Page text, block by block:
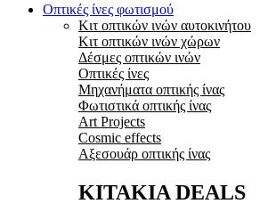
Οπτικές ίνες φωτισμού
Κιτ οπτικών ινών αυτοκινήτου
Κιτ οπτικών ινών χώρων
Δέσμες οπτικών ινών
Οπτικές ίνες
Μηχανήματα οπτικής ίνας
Φωτιστικά οπτικής ίνας
Art Projects
Cosmic effects
Αξεσουάρ οπτικής ίνας
ΚΙΤΑΚΙΑ DEALS